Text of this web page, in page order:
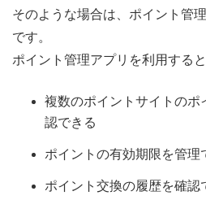
そのような場合は、ポイント管
です。
ポイント管理アプリを利用すると
複数のポイントサイトのポ
認できる
ポイントの有効期限を管理
ポイント交換の履歴を確認